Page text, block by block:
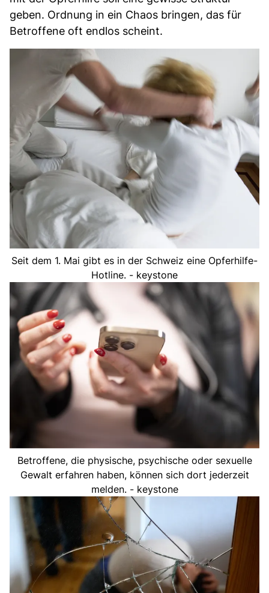
geben. Ordnung in ein Chaos bringen, das für
Betroffene oft endlos scheint.
Seit dem 1. Mai gibt es in der Schweiz eine Opferhilfe-
Hotline. - keystone
Betroffene, die physische, psychische oder sexuelle
Gewalt erfahren haben, können sich dort jederzeit
melden. - keystone